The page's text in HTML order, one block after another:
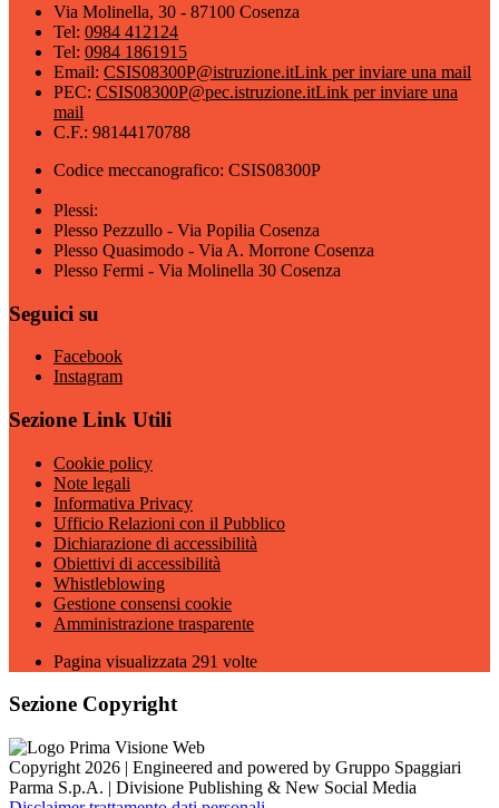
Via Molinella, 30 - 87100 Cosenza
Tel: 0984 412124
Tel: 0984 1861915
Email: CSIS08300P@istruzione.itLink per inviare una mail
PEC: CSIS08300P@pec.istruzione.itLink per inviare una
mail
C.F.: 98144170788
Codice meccanografico: CSIS08300P
Plessi:
Plesso Pezzullo - Via Popilia Cosenza
Plesso Quasimodo - Via A. Morrone Cosenza
Plesso Fermi - Via Molinella 30 Cosenza
Seguici su
Facebook
Instagram
Sezione Link Utili
Cookie policy
Note legali
Informativa Privacy
Ufficio Relazioni con il Pubblico
Dichiarazione di accessibilità
Obiettivi di accessibilità
Whistleblowing
Gestione consensi cookie
Amministrazione trasparente
Pagina visualizzata 291 volte
Sezione Copyright
Copyright 2026 | Engineered and powered by Gruppo Spaggiari
Parma S.p.A. | Divisione Publishing & New Social Media